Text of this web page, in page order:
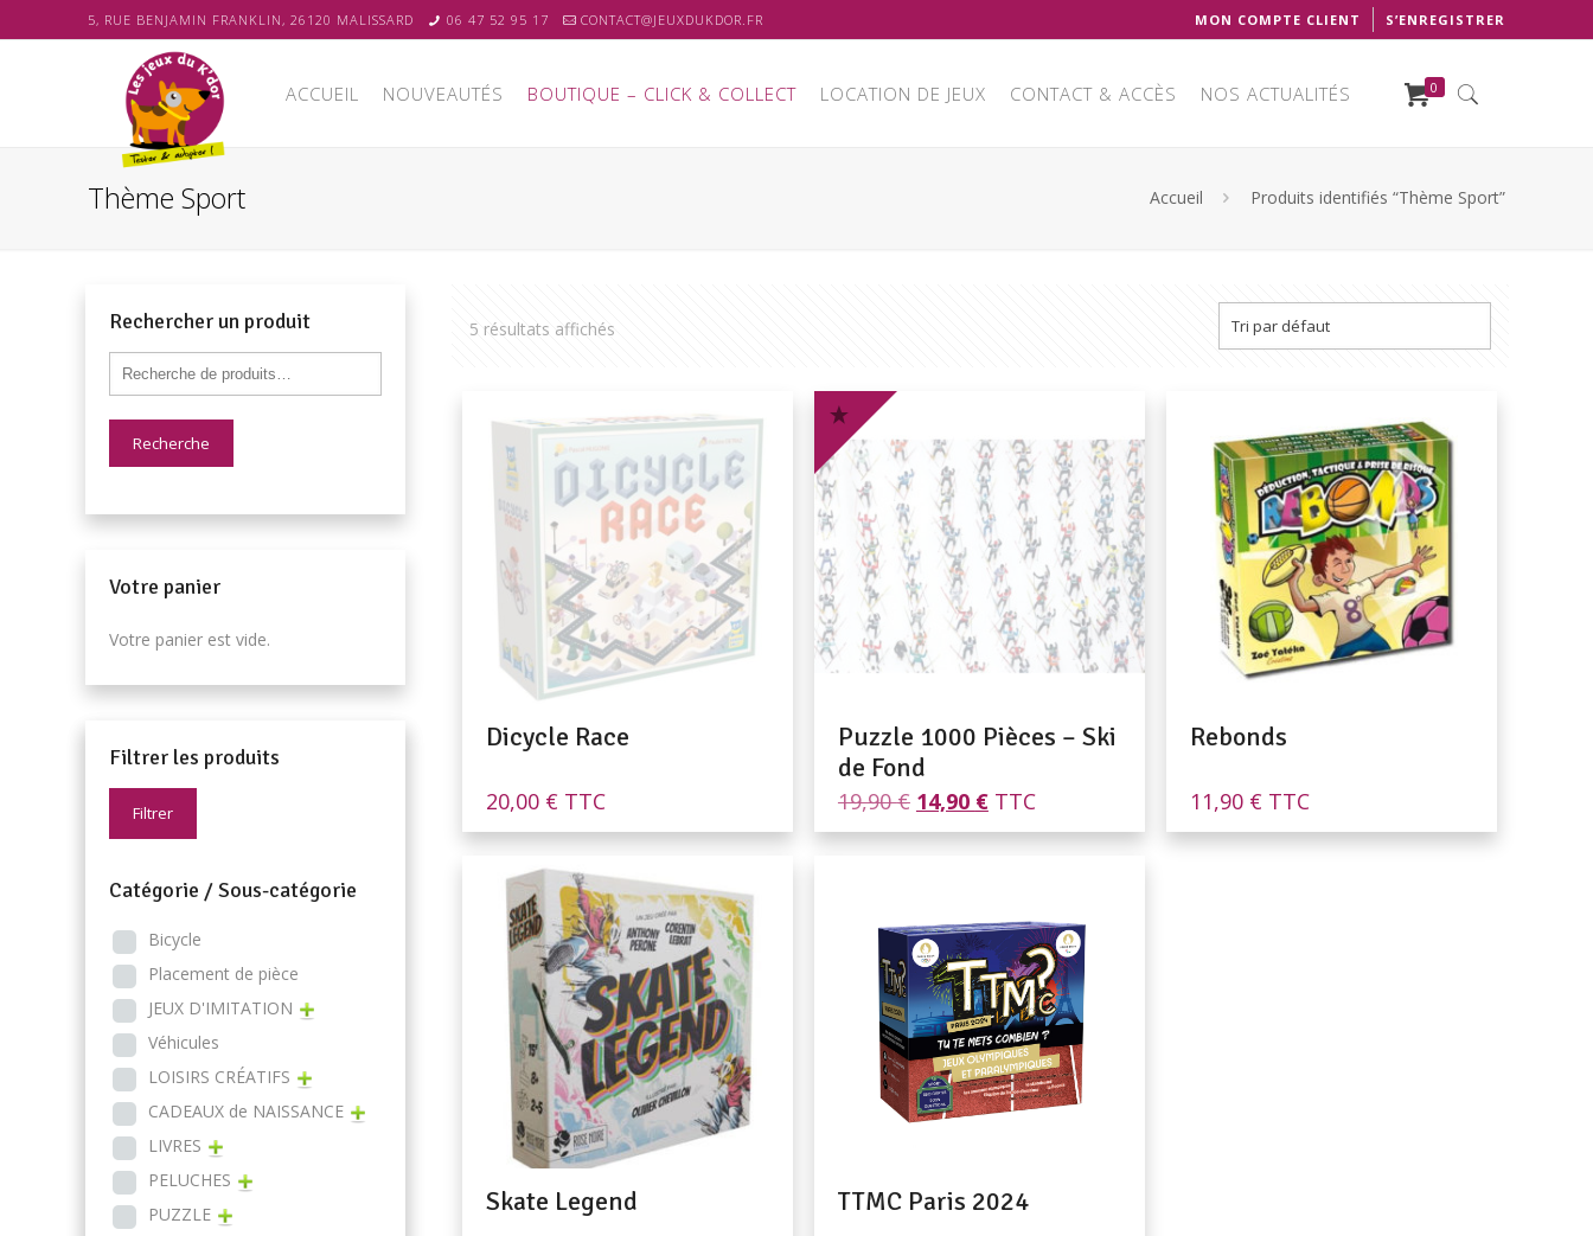
5, RUE BENJAMIN FRANKLIN, 26120 MALISSARD 06 47 52 95 17 CONTACT@JEUXDUKDOR.FR MON COMPTE CLIENT S’ENREGISTRER
ACCUEIL NOUVEAUTÉS BOUTIQUE – CLICK & COLLECT LOCATION DE JEUX CONTACT & ACCÈS NOS ACTUALITÉS 0
Thème Sport Accueil Produits identifiés “Thème Sport”
5 résultats affichés
Dicycle Race
20,00 € TTC
Puzzle 1000 Pièces – Ski
de Fond
19,90€ Le
prix
initial
14,90 €Le
prix
actuel
TTC
Rebonds
11,90 € TTC
Skate Legend TTMC Paris 2024
Rechercher un produit
Recherche
Votre panier
Votre panier est vide.
Filtrer les produits
Filtrer
Catégorie / Sous-catégorie
Bicycle
Placement de pièce
JEUX D'IMITATION
Véhicules
LOISIRS CRÉATIFS
CADEAUX de NAISSANCE
LIVRES
PELUCHES
PUZZLE